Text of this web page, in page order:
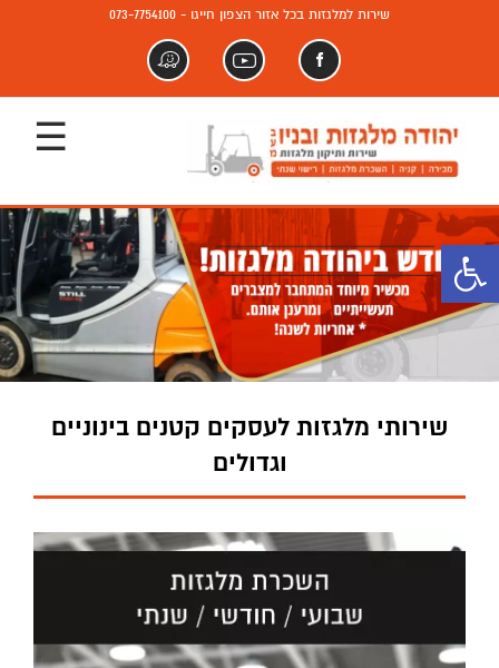
פתח סרגל נגישות
שירות למלגזות בכל אזור הצפון חייגו - 073-7754100
פייסבוקיוטיובוויז
שירותי מלגזות לעסקים קטנים בינוניים
וגדולים